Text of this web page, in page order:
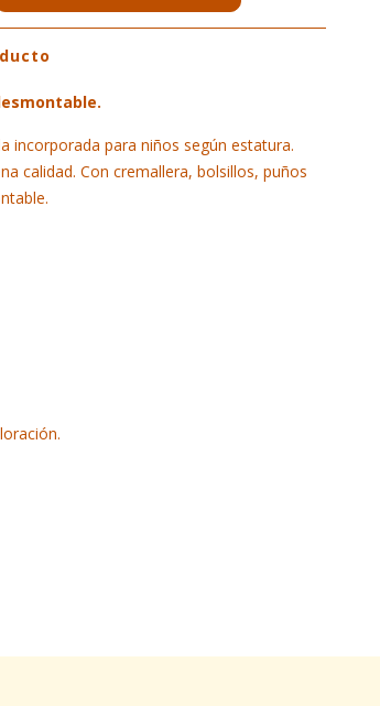
incorporada para niños según estatura.
calidad. Con cremallera, bolsillos, puños